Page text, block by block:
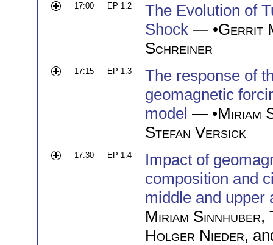
17:00 EP 1.2
The Evolution of
Shock — •Gerrit
Schreiner
17:15 EP 1.3
The response of
geomagnetic
model — •Miriam
Stefan Versick
17:30 EP 1.4
Impact of
composition and
middle and upper
Miriam Sinnhuber,
Holger Nieder,